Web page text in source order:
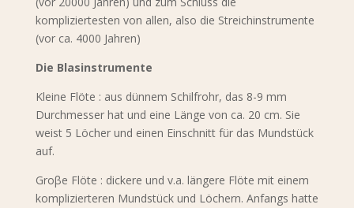
kompliziertesten von allen, also die Streichinstrumente
(vor ca. 4000 Jahren)
Die Blasinstrumente
Kleine Flöte : aus dünnem Schilfrohr, das 8-9 mm
Durchmesser hat und eine Länge von ca. 20 cm. Sie
weist 5 Löcher und einen Einschnitt für das Mundstück
auf.
Groβe Flöte : dickere und v.a. längere Flöte mit einem
komplizierteren Mundstück und Löchern. Anfangs hatte